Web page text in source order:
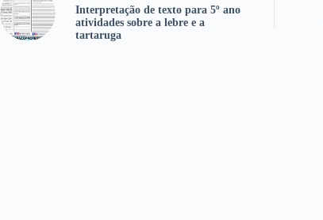
Interpretação de texto para 5º ano
atividades sobre a lebre e a
tartaruga